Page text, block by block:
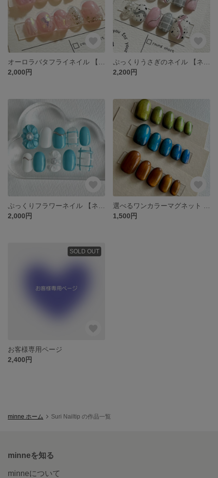
2,000円
2,200円
2,000円
1,500円
SOLD OUT
お客様専用ページ
2,400円
minne ホーム Suri Nailtip の作品一覧
minneを知る
minneについて